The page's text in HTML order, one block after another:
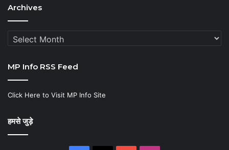
Archives
Archives
MP Info RSS Feed
Click Here to Visit MP Info Site
हमसे जुड़े